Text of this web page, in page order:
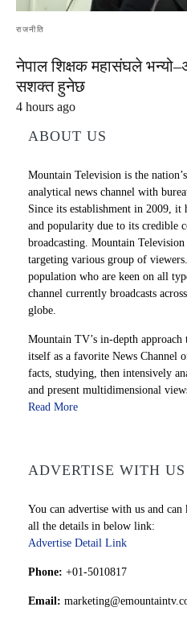
राजनीति
नेपाल शिक्षक महासंघले
सशक्त हुनेछ
4 hours ago
ABOUT US
Mountain Television is the
analytical news channel with
Since its establishment in 2009, it
and popularity due to its credible
broadcasting. Mountain Television
targeting various group of
population who are keen on all
channel currently broadcasts
globe.
Mountain TV’s in-depth approach
itself as a favorite News Channel
facts, studying, then intensively
and present multidimensional
Read More
ADVERTISE WITH US
You can advertise with us and can
all the details in below link:
Advertise Detail Link
Phone: +01-5010817
Email: